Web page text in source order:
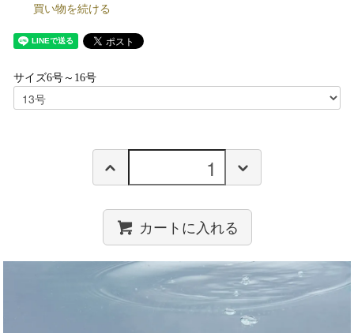
買い物を続ける
サイズ6号～16号
カートに入れる